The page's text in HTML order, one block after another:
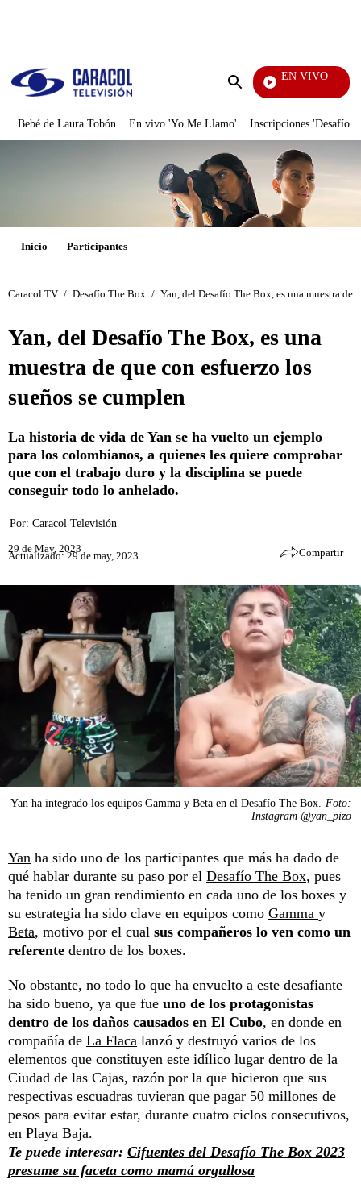
Enviar
EN VIVO
Bebé de Laura Tobón En vivo 'Yo Me Llamo' Inscripciones 'Desafío'
Inicio Participantes
Caracol TV / Desafío The Box / Yan, del Desafío The Box, es una muestra de
Yan, del Desafío The Box, es una
muestra de que con esfuerzo los
sueños se cumplen
La historia de vida de Yan se ha vuelto un ejemplo
para los colombianos, a quienes les quiere comprobar
que con el trabajo duro y la disciplina se puede
conseguir todo lo anhelado.
Por: Caracol Televisión
29 de May, 2023
Actualizado: 29 de may, 2023 Compartir
Yan ha integrado los equipos Gamma y Beta en el Desafío The Box. Foto:
Instagram @yan_pizo
Yan ha sido uno de los participantes que más ha dado de
qué hablar durante su paso por el Desafío The Box, pues
ha tenido un gran rendimiento en cada uno de los boxes y
su estrategia ha sido clave en equipos como Gamma y
Beta, motivo por el cual sus compañeros lo ven como un
referente dentro de los boxes.
No obstante, no todo lo que ha envuelto a este desafiante
ha sido bueno, ya que fue uno de los protagonistas
dentro de los daños causados en El Cubo, en donde en
compañía de La Flaca lanzó y destruyó varios de los
elementos que constituyen este idílico lugar dentro de la
Ciudad de las Cajas, razón por la que hicieron que sus
respectivas escuadras tuvieran que pagar 50 millones de
pesos para evitar estar, durante cuatro ciclos consecutivos,
en Playa Baja.
Te puede interesar: Cifuentes del Desafío The Box 2023
presume su faceta como mamá orgullosa